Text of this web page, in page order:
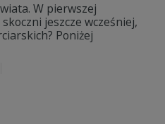
W pierwszej
jeszcze wcześniej,
Poniżej